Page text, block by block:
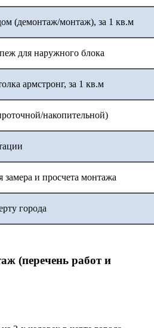
(демонтаж/монтаж), за 1 кв.м
для наружного блока
армстронг, за 1 кв.м
накопительной)
и просчета монтажа
города
(перечень работ и